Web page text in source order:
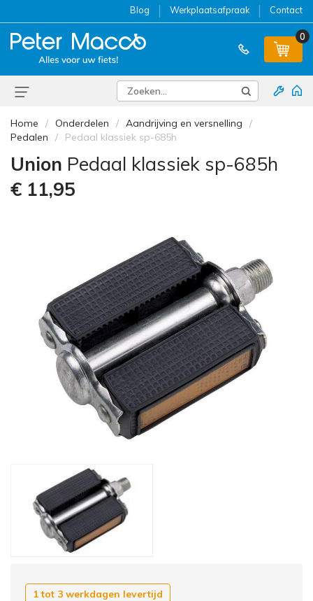
Blog Werkplaatsafpraak Contact
0
Home Onderdelen
Aandrijving en versnelling
Pedalen
Pedaal klassiek sp-685h
Union Pedaal klassiek sp-685h
€ 11,95
1 tot 3 werkdagen levertijd